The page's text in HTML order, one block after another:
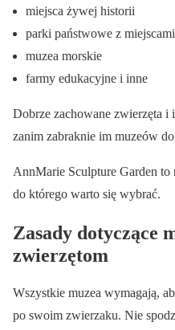
miejsca żywej historii
parki państwowe z
muzea morskie
farmy edukacyjne i inne
Dobrze zachowane zwierzęta
zanim zabraknie im muzeów
AnnMarie Sculpture Garden to
do którego warto się wybrać.
Zasady dotyczące
zwierzętom
Wszystkie muzea wymagają,
po swoim zwierzaku. Nie